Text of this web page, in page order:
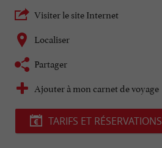
Visiter le site Internet
Localiser
Partager
Ajouter à mon carnet de voyage
TARIFS ET RÉSERVATIONS